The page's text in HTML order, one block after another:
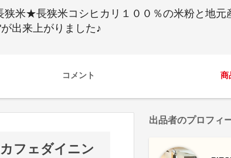
狭米★長狭米コシヒカリ１００％の米粉と地
出来上がりました♪
コメント 商
フェダイニン
出品者のプロフィ